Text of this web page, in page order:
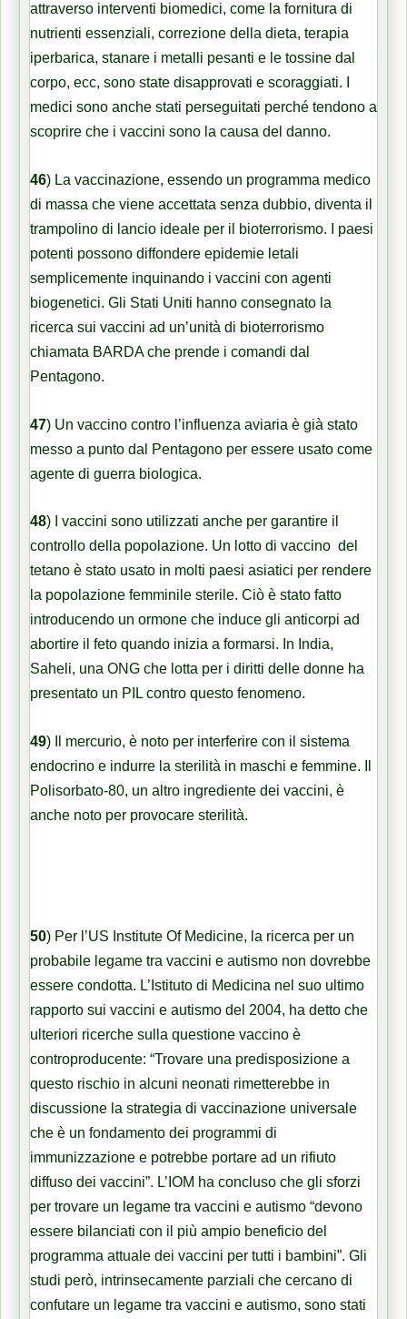
attraverso interventi biomedici, come la fornitura di
nutrienti essenziali, correzione della dieta, terapia
iperbarica, stanare i metalli pesanti e le tossine dal
corpo, ecc, sono state disapprovati e scoraggiati. I
medici sono anche stati perseguitati perché tendono a
scoprire che i vaccini sono la causa del danno.
46) La vaccinazione, essendo un programma medico
di massa che viene accettata senza dubbio, diventa il
trampolino di lancio ideale per il bioterrorismo. I paesi
potenti possono diffondere epidemie letali
semplicemente inquinando i vaccini con agenti
biogenetici. Gli Stati Uniti hanno consegnato la
ricerca sui vaccini ad un’unità di bioterrorismo
chiamata BARDA che prende i comandi dal
Pentagono.
47) ​​Un vaccino contro l’influenza aviaria è già stato
messo a punto dal Pentagono per essere usato come
agente di guerra biologica.
48) I vaccini sono utilizzati anche per garantire il
controllo della popolazione. Un lotto di vaccino del
tetano è stato usato in molti paesi asiatici per rendere
la popolazione femminile sterile. Ciò è stato fatto
introducendo un ormone che induce gli anticorpi ad
abortire il feto quando inizia a formarsi. In India,
Saheli, una ONG che lotta per i diritti delle donne ha
presentato un PIL contro questo fenomeno.
49) Il mercurio, è noto per interferire con il sistema
endocrino e indurre la sterilità in maschi e femmine. Il
Polisorbato-80, un altro ingrediente dei vaccini, è
anche noto per provocare sterilità.
50) Per l’US Institute Of Medicine, la ricerca per un
probabile legame tra vaccini e autismo non dovrebbe
essere condotta. L’Istituto di Medicina nel suo ultimo
rapporto sui vaccini e autismo del 2004, ha detto che
ulteriori ricerche sulla questione vaccino è
controproducente: “Trovare una predisposizione a
questo rischio in alcuni neonati rimetterebbe in
discussione la strategia di vaccinazione universale
che è un fondamento dei programmi di
immunizzazione e potrebbe portare ad un rifiuto
diffuso dei vaccini”. L’IOM ha concluso che gli sforzi
per trovare un legame tra vaccini e autismo “devono
essere bilanciati con il più ampio beneficio del
programma attuale dei vaccini per tutti i bambini”. Gli
studi però, intrinsecamente parziali che cercano di
confutare un legame tra vaccini e autismo, sono stati